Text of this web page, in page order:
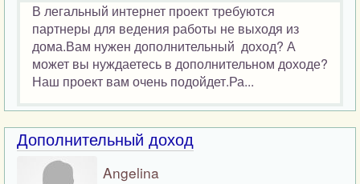
В легальный интернет проект требуются
партнеры для ведения работы не выходя из
дома.Вам нужен дополнительный доход? А
может вы нуждаетесь в дополнительном доходе?
Наш проект вам очень подойдет.Ра...
Дополнительный доход
Angelina